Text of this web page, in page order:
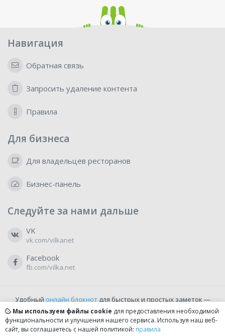
Навигация
Обратная связь
Запросить удаление контента
Правила
Для бизнеса
Для владельцев ресторанов
Бизнес-панель
Следуйте за нами дальше
VK
vk.com/vilkanet
Facebook
fb.com/vilka.net
Удобный онлайн блокнотдля быстрых и простых заметок —
бесплатно и доступно прямо из браузера.
Мы используем файлы cookie для предоставления необходимой
функциональности и улучшения нашего сервиса. Используя наш веб-
сайт, вы соглашаетесь с нашей политикой: правила